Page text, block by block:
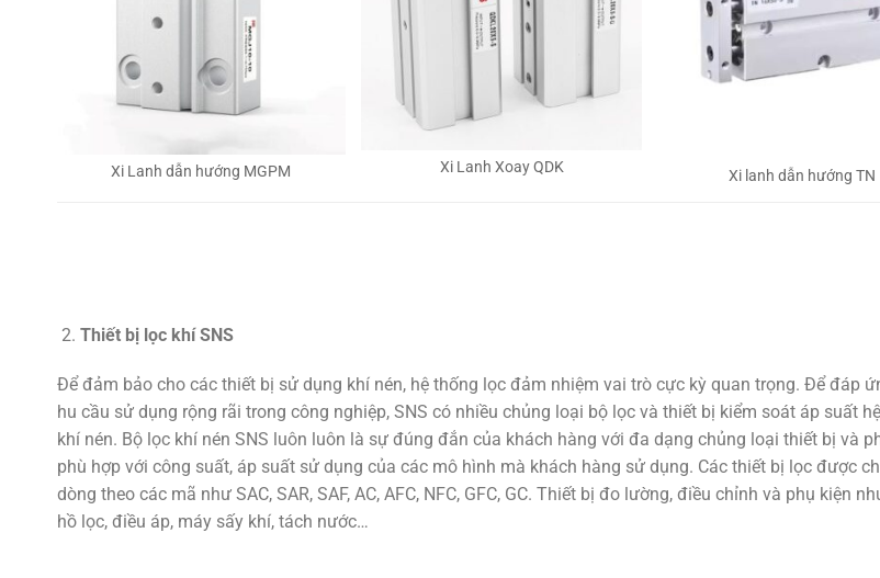
Xi Lanh dẫn hướng MGPM Xi Lanh Xoay QDK Xi lanh dẫn hướng TN
Thiết bị lọc khí SNS
Để đảm bảo cho các thiết bị sử dụng khí nén, hệ thống lọc đảm nhiệm vai trò cực kỳ quan trọng. Để đáp
hu cầu sử dụng rộng rãi trong công nghiệp, SNS có nhiều chủng loại bộ lọc và thiết bị kiểm soát áp suất
khí nén. Bộ lọc khí nén SNS luôn luôn là sự đúng đắn của khách hàng với đa dạng chủng loại thiết bị và
phù hợp với công suất, áp suất sử dụng của các mô hình mà khách hàng sử dụng. Các thiết bị lọc được
dòng theo các mã như SAC, SAR, SAF, AC, AFC, NFC, GFC, GC. Thiết bị đo lường, điều chỉnh và phụ kiện
hồ lọc, điều áp, máy sấy khí, tách nước…